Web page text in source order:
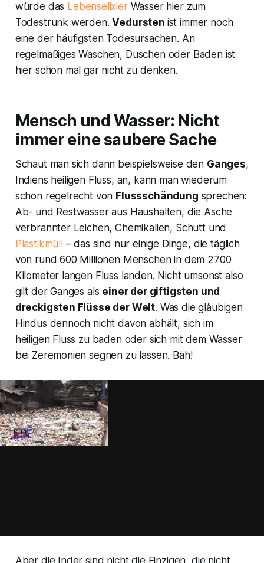
würde das LebenselixierWasser hier zum
Todestrunk werden.Vedursten ist immer noch
eine der häufigsten Todesursachen. An
regelmäßiges Waschen, Duschen oder Baden ist
hier schon mal gar nicht zu denken.
Mensch und Wasser: Nicht
immer eine saubere Sache
Schaut man sich dann beispielsweise den Ganges,
Indiens heiligen Fluss, an, kann man wiederum
schon regelrecht von Flussschändung sprechen:
Ab- und Restwasser aus Haushalten, die Asche
verbrannter Leichen, Chemikalien, Schutt und
Plastikmüll
– das sind nur einige Dinge, die täglich
von rund 600 Millionen Menschen in dem 2700
Kilometer langen Fluss landen. Nicht umsonst also
gilt der Ganges als einer der giftigsten und
dreckigsten Flüsse der Welt. Was die gläubigen
Hindus dennoch nicht davon abhält, sich im
heiligen Fluss zu baden oder sich mit dem Wasser
bei Zeremonien segnen zu lassen. Bäh!